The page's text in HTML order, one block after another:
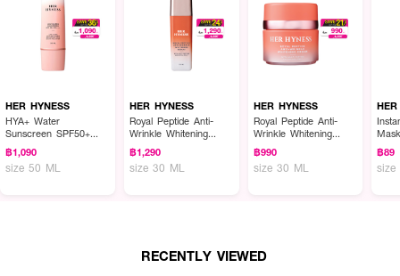
● SUPRAMOLECULAR CA เสริมความยืดหยุ่นและลดความหมองคล้ำจาก
กระบวนการไกลเคชัน
● ปราศจากสารกันเสียและน้ำหอม
● ปริมาณ 5 ชิ้น (1 กล่อง)
How To Use:
● แนะนำให้มาส์กทิ้งไว้ประมาณ 1 ชั่วโมง หรือจนกว่าแผ่นมาส์กจะเริ่มแห้งและ
HER HYNESS
HYA+ Water
Sunscreen SPF50+
PA++++
฿1,090
size 50 ML
HER HYNESS
Royal Peptide Anti-
Wrinkle Whitening
Serum
฿1,290
size 30 ML
HER HYNESS
Royal Peptide Anti-
Wrinkle Whitening
Cream
฿990
size 30 ML
฿89
size
RECENTLY VIEWED